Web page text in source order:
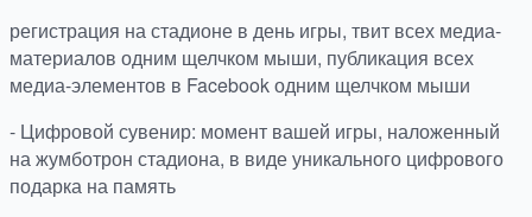
регистрация на стадионе в день игры, твит всех медиа-
материалов одним щелчком мыши, публикация всех
медиа-элементов в Facebook одним щелчком мыши
- Цифровой сувенир: момент вашей игры, наложенный
на жумботрон стадиона, в виде уникального цифрового
подарка на память